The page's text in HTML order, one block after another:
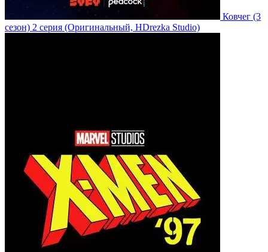
Ковчег (3
сезон) 2 серия (Оригинальный, HDrezka Studio)